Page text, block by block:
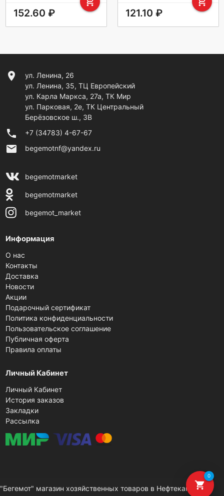
shopping_cart
0
152.60 ₽ 121.10 ₽
location_on
ул. Ленина, 26
ул. Ленина, 35, ТЦ Европейский
ул. Карла Маркса, 27а, ТК Мир
ул. Парковая, 2е, ТК Центральный
Берёзовское ш., 3В
phone +7 (34783) 4-67-67
email begemotnf@yandex.ru
begemotmarket
begemotmarket
begemot_market
Информация
О нас
Контакты
Доставка
Новости
Акции
Подарочный сертификат
Политика конфиденциальности
Пользовательское соглашение
Публичная оферта
Правила оплаты
Личный Кабинет
Личный Кабинет
История заказов
Закладки
Рассылка
"Бегемот" магазин хозяйственных товаров в Нефтекамске ©